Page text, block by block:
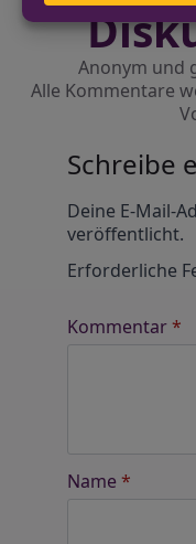
Anonym und
Alle Kommentare
Schreibe
Deine E-Mail-
veröffentlicht.
Erforderliche
Kommentar*
Name *